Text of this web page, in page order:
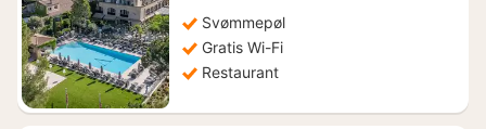
kr.
Svømmepøl
Gratis Wi-Fi
Restaurant